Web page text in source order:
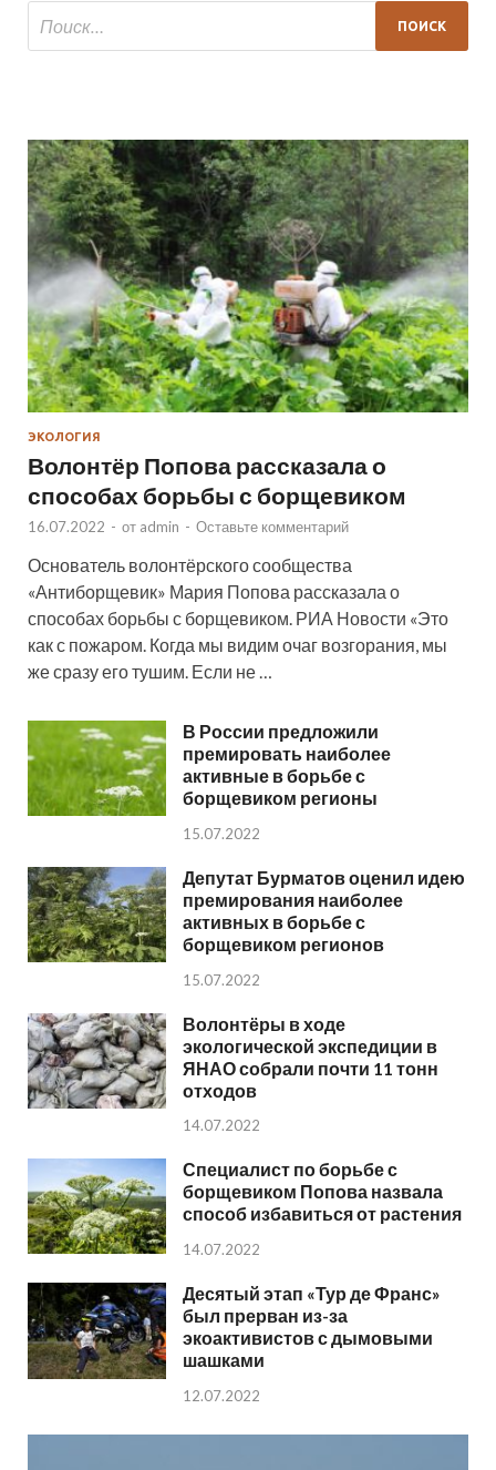
ЭКОЛОГИЯ
Волонтёр Попова рассказала о
способах борьбы с борщевиком
16.07.2022 - от admin - Оставьте комментарий
Основатель волонтёрского сообщества
«Антиборщевик» Мария Попова рассказала о
способах борьбы с борщевиком. РИА Новости «Это
как с пожаром. Когда мы видим очаг возгорания, мы
же сразу его тушим. Если не …
В России предложили
премировать наиболее
активные в борьбе с
борщевиком регионы
15.07.2022
Депутат Бурматов оценил идею
премирования наиболее
активных в борьбе с
борщевиком регионов
15.07.2022
Волонтёры в ходе
экологической экспедиции в
ЯНАО собрали почти 11 тонн
отходов
14.07.2022
Специалист по борьбе с
борщевиком Попова назвала
способ избавиться от растения
14.07.2022
Десятый этап «Тур де Франс»
был прерван из-за
экоактивистов с дымовыми
шашками
12.07.2022